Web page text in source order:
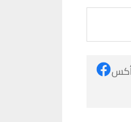
أكس